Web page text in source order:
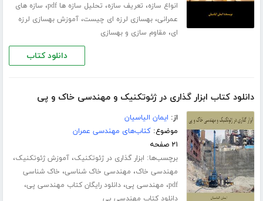
انواع سازه، تعریف سازه، تحلیل سازه ها pdf ، سازه های
عمرانی،بهسازی لرزه ای چیست،آموزش بهسازی لرزه
ای، مقاوم سازی و بهسازی
دانلود کتاب
دانلود کتاب ابزار گذاری در ژئوتکنیک و مهندسی خاک و پی
از: ایمان الیاسیان
موضوع:کتاب‌های مهندسی عمران
۲۱ صفحه
برچسب‌ها: ابزار گذاری در ژئوتکنیک،آموزش ژئوتکنیک،
مهندسی خاک، مهندسی خاک شناسی، خاک شناسی
pdf، مهندسی پی،دانلود رایگان کتاب مهندسی پی،
دانلود کتاب مهندسی پی